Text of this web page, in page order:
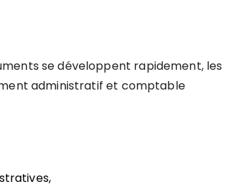
se développent rapidement, les
administratif et comptable